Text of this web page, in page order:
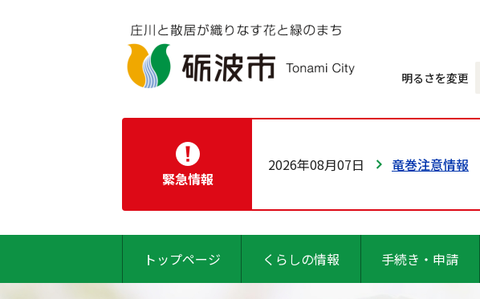
明るさを変更
緊急情報
2026年08月07日 竜巻注意情報
トップページ くらしの情報 手続き・申請